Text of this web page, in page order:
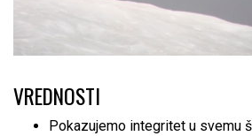
VREDNOSTI
Pokazujemo integritet u svemu